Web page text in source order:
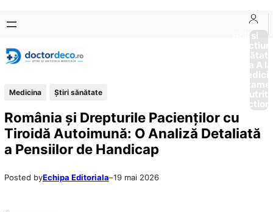
conținut
content
Boli si
Afectiuni
Sănătate
de la A
Medicina Ştiri sănătate
România și Drepturile Pacienților cu
Tiroidă Autoimună: O Analiză Detaliată
a Pensiilor de Handicap
Posted byEchipa Editoriala–19 mai 2026